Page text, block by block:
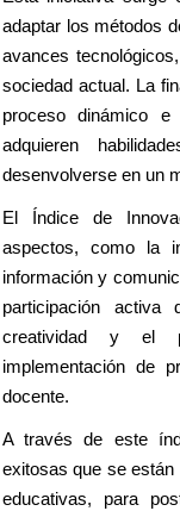
adaptar los métodos
avances
sociedad actual. La
proceso dinámico
adquieren
desenvolverse en un
El Índice de
aspectos, como la
información y
participación
creatividad y el
implementación de
docente.
A través de este
exitosas que se
educativas, para